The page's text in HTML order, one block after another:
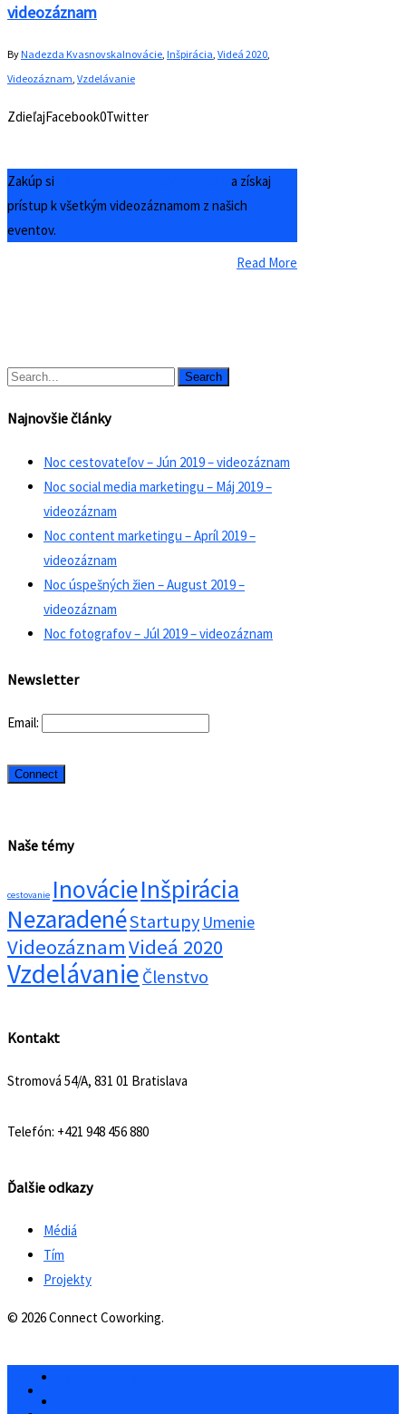
videozáznam
By Nadezda KvasnovskaInovácie Inšpirácia Videá 2020
Videozáznam Vzdelávanie
ZdieľajFacebook0Twitter
Zakúp si
a získaj
prístup k všetkým videozáznamom z našich
eventov.
Read More
Search
Najnovšie články
Noc cestovateľov – Jún 2019 – videozáznam
Noc social media marketingu – Máj 2019 –
videozáznam
Noc content marketingu – Apríl 2019 –
videozáznam
Noc úspešných žien – August 2019 –
videozáznam
Noc fotografov – Júl 2019 – videozáznam
Newsletter
Email:
Naše témy
cestovanie InovácieInšpirácia
NezaradenéStartupy Umenie
VideozáznamVideá 2020
Vzdelávanie Členstvo
Kontakt
Stromová 54/A, 831 01 Bratislava
Telefón: +421 948 456 880
Ďalšie odkazy
Médiá
Tím
Projekty
© 2026 Connect Coworking.